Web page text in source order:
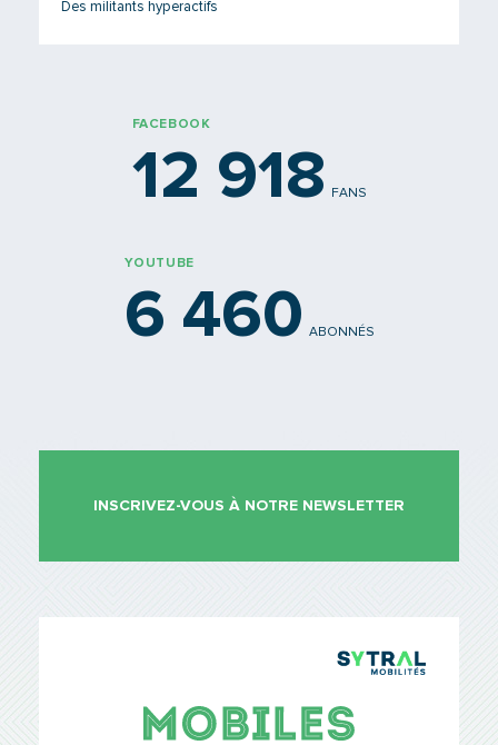
Des militants hyperactifs
FACEBOOK
12 918 FANS
YOUTUBE
6 460 ABONNÉS
INSCRIVEZ-VOUS À NOTRE NEWSLETTER